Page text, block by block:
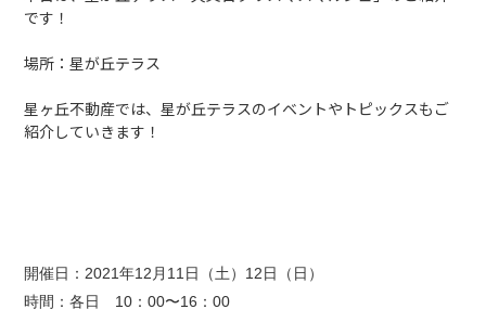
です！
場所：星が丘テラス
星ヶ丘不動産では、星が丘テラスのイベントやトピックスもご
紹介していきます！
開催日：2021年12月11日（土）12日（日）
時間：各日 10：00〜16：00